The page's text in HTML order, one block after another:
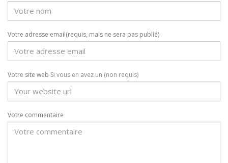
Votre adresse email(requis, mais ne sera pas publié)
Votre site web Si vous en avez un (non requis)
Votre commentaire